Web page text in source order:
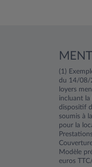
(1)
du 14/08/
loyers
incluant
dispositif
soumis à
pour la
Modèle
euros